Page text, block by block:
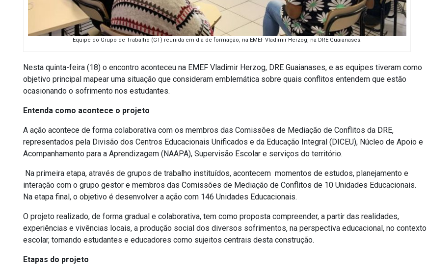
Equipe do Grupo de Trabalho (GT) reunida em dia de formação, na EMEF Vladimir Herzog, na DRE Guaianases.
Nesta quinta-feira (18) o encontro aconteceu na EMEF Vladimir Herzog, DRE Guaianases, e as equipes tiveram como
objetivo principal mapear uma situação que consideram emblemática sobre quais conflitos entendem que estão
ocasionando o sofrimento nos estudantes.
Entenda como acontece o projeto
A ação acontece de forma colaborativa com os membros das Comissões de Mediação de Conflitos da DRE,
representados pela Divisão dos Centros Educacionais Unificados e da Educação Integral (DICEU), Núcleo de Apoio e
Acompanhamento para a Aprendizagem (NAAPA), Supervisão Escolar e serviços do território.
Na primeira etapa, através de grupos de trabalho instituídos, acontecem momentos de estudos, planejamento e
interação com o grupo gestor e membros das Comissões de Mediação de Conflitos de 10 Unidades Educacionais.
Na etapa final, o objetivo é desenvolver a ação com 146 Unidades Educacionais.
O projeto realizado, de forma gradual e colaborativa, tem como proposta compreender, a partir das realidades,
experiências e vivências locais, a produção social dos diversos sofrimentos, na perspectiva educacional, no contexto
escolar, tornando estudantes e educadores como sujeitos centrais desta construção.
Etapas do projeto